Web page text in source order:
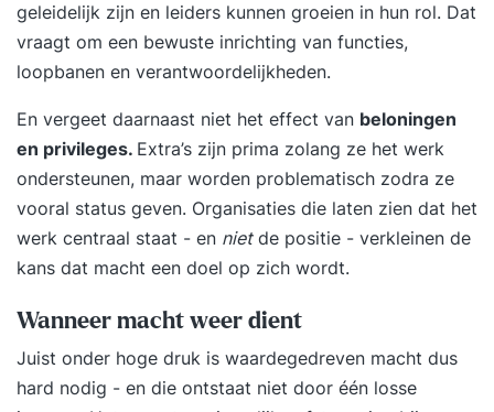
geleidelijk zijn en leiders kunnen groeien in hun rol. Dat
vraagt om een bewuste inrichting van functies,
loopbanen en verantwoordelijkheden.
En vergeet daarnaast niet het effect van beloningen
en privileges. Extra’s zijn prima zolang ze het werk
ondersteunen, maar worden problematisch zodra ze
vooral status geven. Organisaties die laten zien dat het
werk centraal staat - en nietde positie - verkleinen de
kans dat macht een doel op zich wordt.
Wanneer macht weer dient
Juist onder hoge druk is waardegedreven macht dus
hard nodig - en die ontstaat niet door één losse